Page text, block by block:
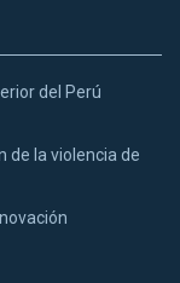
del Perú
de la violencia de